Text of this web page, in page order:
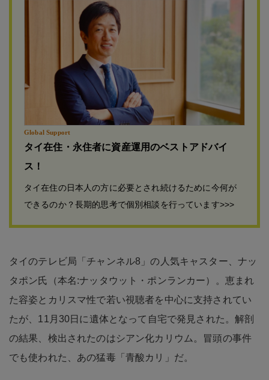
Global Support
タイ在住・永住者に資産運用のベストアドバイ
ス！
タイ在住の日本人の方に必要とされ続けるために今何が
できるのか？長期的思考で個別相談を行っています>>>
タイのテレビ局「チャンネル8」の人気キャスター、ナッ
タポン氏（本名:ナッタウット・ポンランカー）。恵まれ
た容姿とカリスマ性で若い視聴者を中心に支持されてい
たが、11月30日に遺体となって自宅で発見された。解剖
の結果、検出されたのはシアン化カリウム。冒頭の事件
でも使われた、あの猛毒「青酸カリ」だ。